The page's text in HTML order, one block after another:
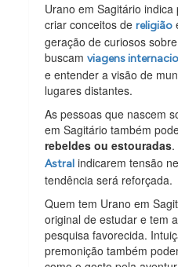
Urano em Sagitário
criar conceitos dereligião
geração de curiosos
buscamviagens
e entender a visão de
lugares distantes.
As pessoas que nascem
em Sagitário também
rebeldes ou estouradas
Astral indicarem tensão
tendência será reforçada.
Quem tem Urano em
original de estudar e tem
pesquisa favorecida.
premonição também